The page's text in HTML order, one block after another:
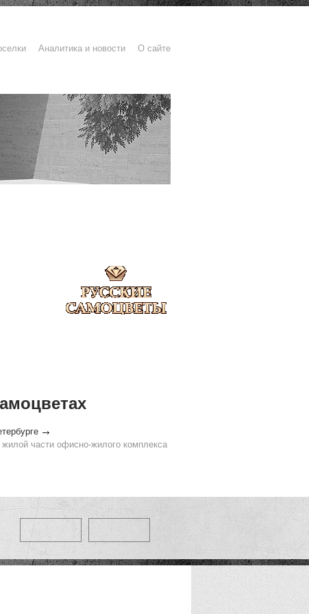
Аналитика и новости О сайте
части офисно-жилого комплекса